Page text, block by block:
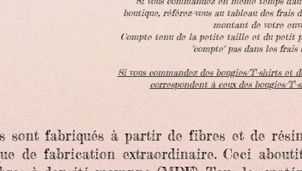
boutique, référez-vous au tableau des frais
montant de votre
Compte tenu de la petite taille et du petit
"compte" pas dans les frais
Si vous commandez des bougies/T-shirts et
correspondent à ceux des bougies/
sont fabriqués à partir de fibres et de
de fabrication extraordinaire. Ceci